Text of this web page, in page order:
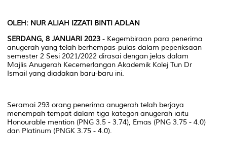
OLEH: NUR ALIAH IZZATI BINTI ADLAN
SERDANG, 8 JANUARI 2023 - Kegembiraan para penerima
anugerah yang telah berhempas-pulas dalam peperiksaan
semester 2 Sesi 2021/2022 dirasai dengan jelas dalam
Majlis Anugerah Kecemerlangan Akademik Kolej Tun Dr
Ismail yang diadakan baru-baru ini.
Seramai 293 orang penerima anugerah telah berjaya
menempah tempat dalam tiga kategori anugerah iaitu
Honourable mention (PNG 3.5 - 3.74), Emas (PNG 3.75 - 4.0)
dan Platinum (PNGK 3.75 - 4.0).